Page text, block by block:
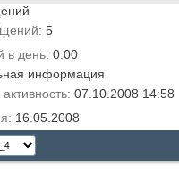
5
в день 0.00
информация
07.10.2008 14:58
16.05.2008